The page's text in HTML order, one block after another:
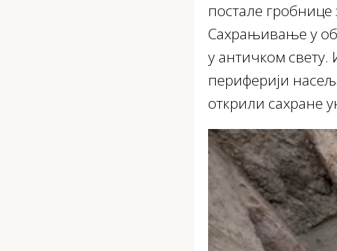
постале
Сахрањивање у
у античком
периферији
открили сахране